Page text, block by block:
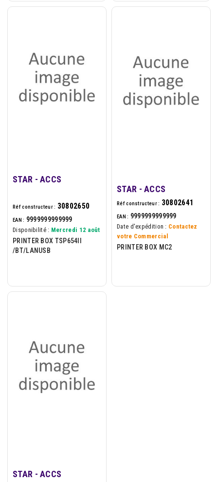
STAR - ACCS
Réf constructeur : 30802650
EAN : 9999999999999
Disponibilité : Mercredi 12 août
PRINTER BOX TSP654II
/BT/LANUSB
STAR - ACCS
Réf constructeur : 30802641
EAN : 9999999999999
Date d'expédition : Contactez
votre Commercial
PRINTER BOX MC2
STAR - ACCS